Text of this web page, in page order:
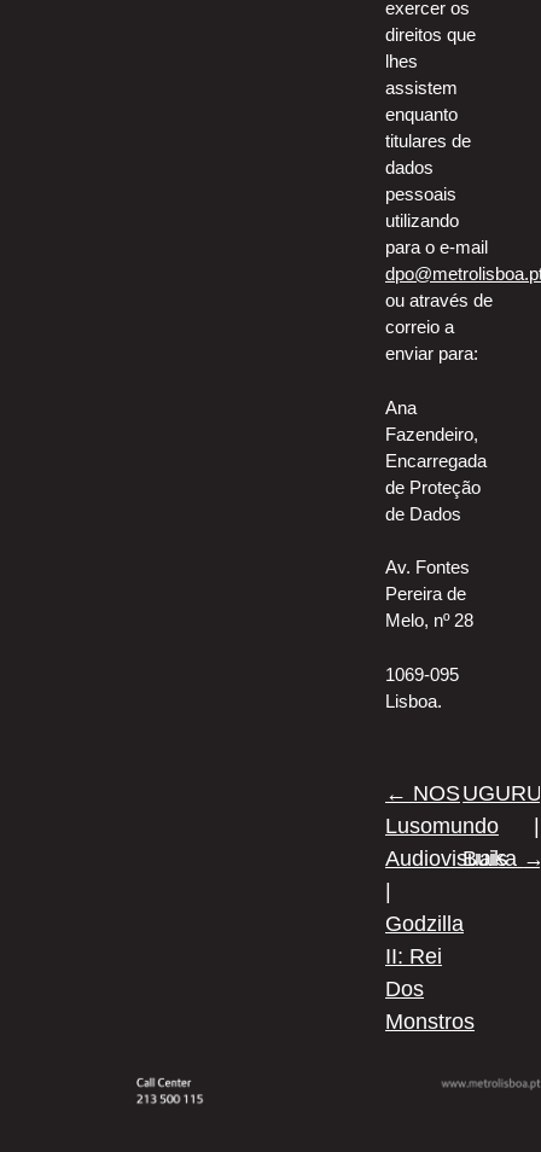
exercer os
direitos que
lhes
assistem
enquanto
titulares de
dados
pessoais
utilizando
para o e-mail
ou através de
correio a
enviar para:
Ana
Fazendeiro,
Encarregada
de Proteção
de Dados
Av. Fontes
Pereira de
Melo, nº 28
1069-095
Lisboa.
Post
navigation
← NOS
Lusomundo
Audiovisuais
Godzilla
II: Rei
Dos
Monstros
Buika